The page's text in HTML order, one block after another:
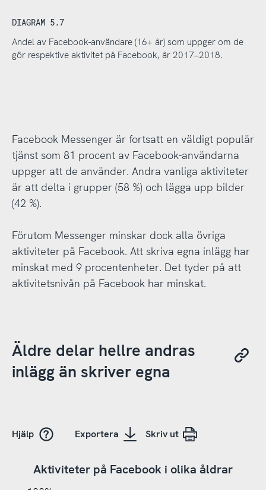
DIAGRAM 5.7
Andel av Facebook-användare (16+ år) som uppger om de
gör respektive aktivitet på Facebook, år 2017–2018.
Facebook Messenger är fortsatt en väldigt populär
tjänst som 81 procent av Facebook-användarna
uppger att de använder. Andra vanliga aktiviteter
är att delta i grupper (58 %) och lägga upp bilder
(42 %).
Förutom Messenger minskar dock alla övriga
aktiviteter på Facebook. Att skriva egna inlägg har
minskat med 9 procentenheter. Det tyder på att
aktivitetsnivån på Facebook har minskat.
Äldre delar hellre andras
inlägg än skriver egna
Hjälp Exportera Skriv ut
Aktiviteter på Facebook i olika åldrar